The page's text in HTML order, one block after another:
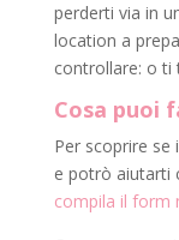
perderti via in
location a
controllare: o ti
Cosa puoi
Per scoprire
e potrò aiutarti
compila il form